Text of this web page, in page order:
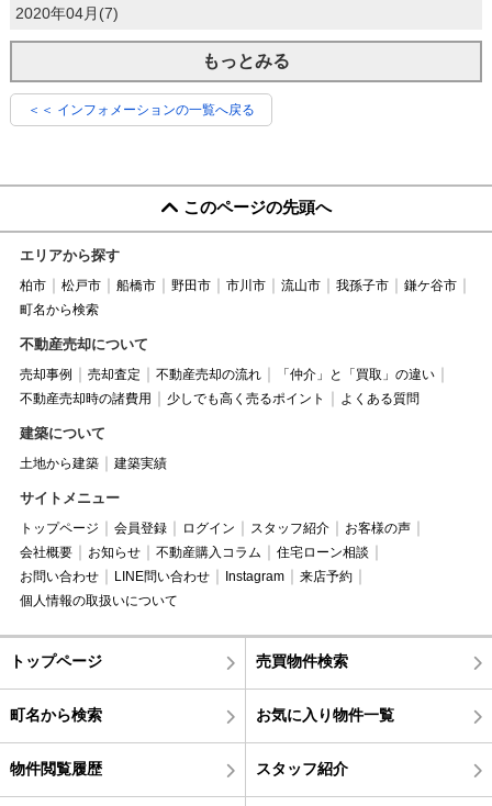
2020年04月(7)
もっとみる
＜＜ インフォメーションの一覧へ戻る
このページの先頭へ
エリアから探す
柏市 松戸市 船橋市 野田市 市川市 流山市 我孫子市
鎌ケ谷市
町名から検索
不動産売却について
売却事例 売却査定 不動産売却の流れ
「仲介」と「買取」の違い
不動産売却時の諸費用
少しでも高く売るポイント よくある質問
建築について
土地から建築 建築実績
サイトメニュー
トップページ 会員登録 ログイン スタッフ紹介
お客様の声
会社概要
お知らせ 不動産購入コラム
住宅ローン相談
お問い合わせ
LINE問い合わせ Instagram
来店予約
個人情報の取扱いについて
トップページ 売買物件検索
町名から検索 お気に入り物件一覧
物件閲覧履歴 スタッフ紹介